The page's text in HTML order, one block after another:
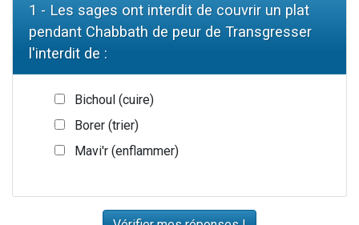
1 - Les sages ont interdit de couvrir un plat
pendant Chabbath de peur de Transgresser
l'interdit de :
Bichoul (cuire)
Borer (trier)
Mavi'r (enflammer)